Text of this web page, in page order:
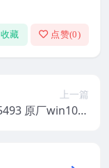
收藏 点赞(0)
上一篇
原厂win10系